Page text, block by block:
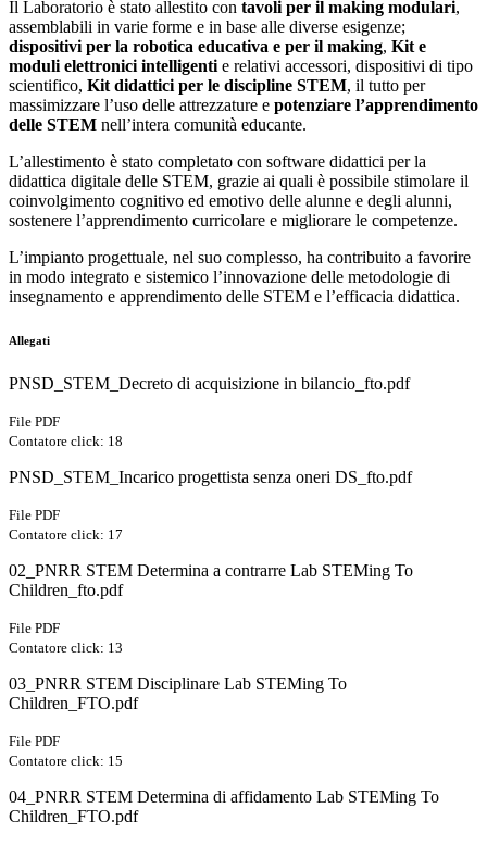
Il Laboratorio è stato allestito con tavoli per il making modulari,
assemblabili in varie forme e in base alle diverse esigenze;
dispositivi per la robotica educativa e per il making, Kit e
moduli elettronici intelligentie relativi accessori, dispositivi di tipo
scientifico, Kit didattici per le discipline STEM, il tutto per
massimizzare l’uso delle attrezzature e potenziare l’apprendimento
delle STEM nell’intera comunità educante.
L’allestimento è stato completato con software didattici per la
didattica digitale delle STEM, grazie ai quali è possibile stimolare il
coinvolgimento cognitivo ed emotivo delle alunne e degli alunni,
sostenere l’apprendimento curricolare e migliorare le competenze.
L’impianto progettuale, nel suo complesso, ha contribuito a favorire
in modo integrato e sistemico l’innovazione delle metodologie di
insegnamento e apprendimento delle STEM e l’efficacia didattica.
Allegati
PNSD_STEM_Decreto di acquisizione in bilancio_fto.pdf
File PDF
Contatore click: 18
PNSD_STEM_Incarico progettista senza oneri DS_fto.pdf
File PDF
Contatore click: 17
02_PNRR STEM Determina a contrarre Lab STEMing To
Children_fto.pdf
File PDF
Contatore click: 13
03_PNRR STEM Disciplinare Lab STEMing To
Children_FTO.pdf
File PDF
Contatore click: 15
04_PNRR STEM Determina di affidamento Lab STEMing To
Children_FTO.pdf